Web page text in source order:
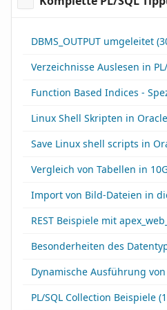
DBMS_OUTPUT umgeleitet
Verzeichnisse Auslesen in
Function Based Indices -
Linux Shell Skripten in
Save Linux shell scripts in
Vergleich von Tabellen in
Import von Bild-Dateien in
REST Beispiele mit
Besonderheiten des
Dynamische Ausführung
PL/SQL Collection Beispiele